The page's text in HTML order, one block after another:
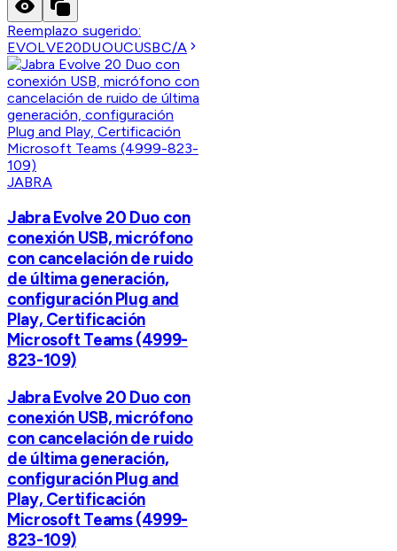
Reemplazo sugerido:
EVOLVE20DUOUCUSBC/A
JABRA
Jabra Evolve 20 Duo con
conexión USB, micrófono
con cancelación de ruido
de última generación,
configuración Plug and
Play, Certificación
Microsoft Teams (4999-
823-109)
Jabra Evolve 20 Duo con
conexión USB, micrófono
con cancelación de ruido
de última generación,
configuración Plug and
Play, Certificación
Microsoft Teams (4999-
823-109)